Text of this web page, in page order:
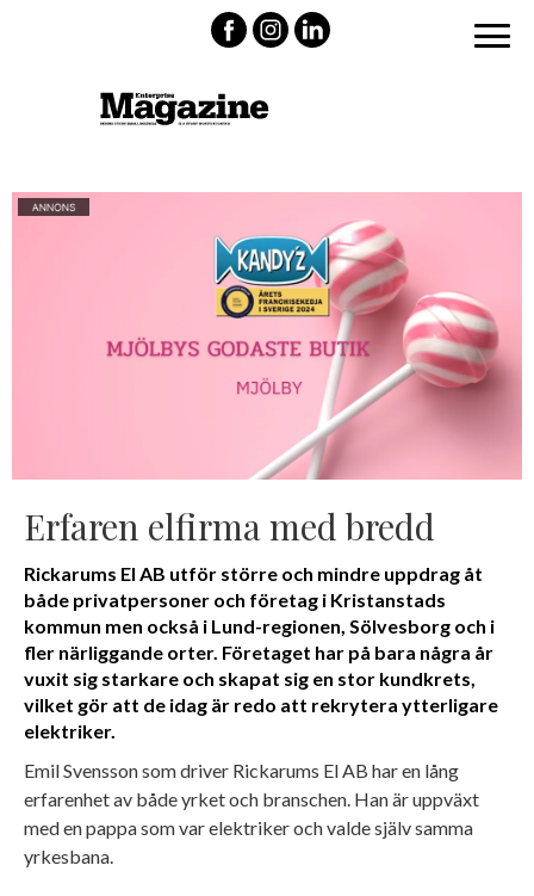
Erfaren elfirma med bredd
Rickarums El AB utför större och mindre uppdrag åt
både privatpersoner och företag i Kristanstads
kommun men också i Lund-regionen, Sölvesborg och i
fler närliggande orter. Företaget har på bara några år
vuxit sig starkare och skapat sig en stor kundkrets,
vilket gör att de idag är redo att rekrytera ytterligare
elektriker.
Emil Svensson som driver Rickarums El AB har en lång
erfarenhet av både yrket och branschen. Han är uppväxt
med en pappa som var elektriker och valde själv samma
yrkesbana.